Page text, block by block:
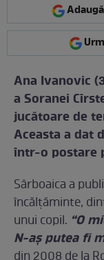
Ana Ivanovic
a Soranei
jucătoare de
Aceasta a dat
într-o postare
Sârboaica a
încălțăminte,
unui copil. “O
N-aș putea fi